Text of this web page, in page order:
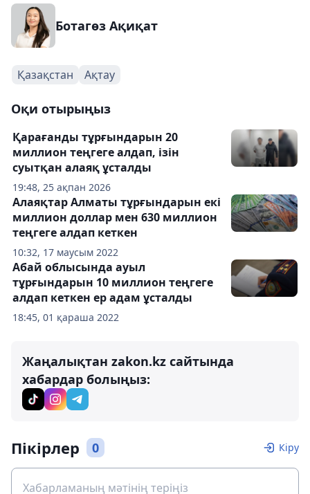
Ботагөз Ақиқат
Қазақстан Ақтау
Оқи отырыңыз
19:48, 25 ақпан 2026
Қарағанды тұрғындарын 20
миллион теңгеге алдап, ізін
суытқан алаяқ ұсталды
10:32, 17 маусым 2022
Алаяқтар Алматы тұрғындарын екі
миллион доллар мен 630 миллион
теңгеге алдап кеткен
18:45, 01 қараша 2022
Абай облысында ауыл
тұрғындарын 10 миллион теңгеге
алдап кеткен ер адам ұсталды
Жаңалықтан zakon.kz сайтында
хабардар болыңыз:
Пікірлер 0 Кіру